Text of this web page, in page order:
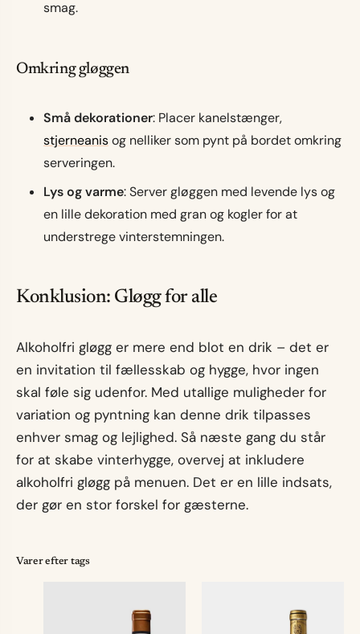
smag.
Omkring gløggen
Små dekorationer: Placer kanelstænger,
stjerneanisog nelliker som pynt på bordet omkring
serveringen.
Lys og varme: Server gløggen med levende lys og
en lille dekoration med gran og kogler for at
understrege vinterstemningen.
Konklusion: Gløgg for alle
Alkoholfri gløgg er mere end blot en drik – det er
en invitation til fællesskab og hygge, hvor ingen
skal føle sig udenfor. Med utallige muligheder for
variation og pyntning kan denne drik tilpasses
enhver smag og lejlighed. Så næste gang du står
for at skabe vinterhygge, overvej at inkludere
alkoholfri gløgg på menuen. Det er en lille indsats,
der gør en stor forskel for gæsterne.
Varer efter tags